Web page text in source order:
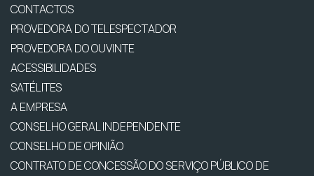
CONTACTOS
PROVEDORA DO TELESPECTADOR
PROVEDORA DO OUVINTE
ACESSIBILIDADES
SATÉLITES
A EMPRESA
CONSELHO GERAL INDEPENDENTE
CONSELHO DE OPINIÃO
CONTRATO DE CONCESSÃO DO SERVIÇO PÚBLICO DE